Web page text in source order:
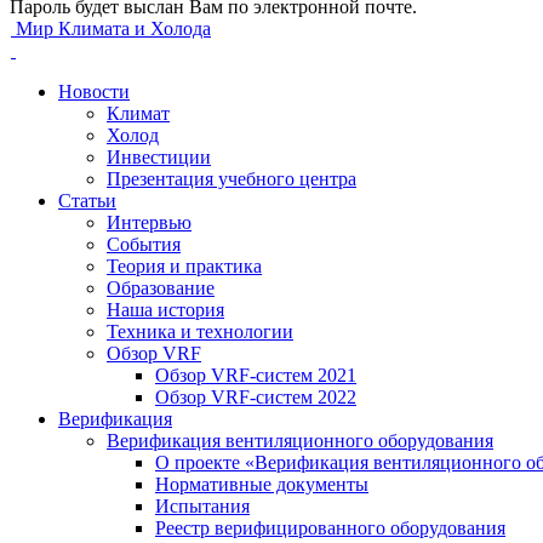
Пароль будет выслан Вам по электронной почте.
Мир Климата и Холода
Новости
Климат
Холод
Инвестиции
Презентация учебного центра
Статьи
Интервью
События
Теория и практика
Образование
Наша история
Техника и технологии
Обзор VRF
Обзор VRF-систем 2021
Обзор VRF-систем 2022
Верификация
Верификация вентиляционного оборудования
О проекте «Верификация вентиляционного
Нормативные документы
Испытания
Реестр верифицированного оборудования